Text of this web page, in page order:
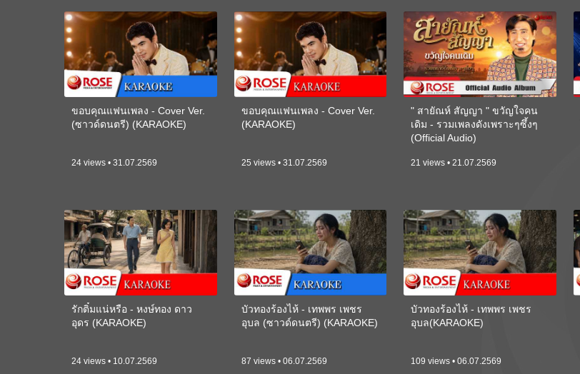
ขอบคุณแฟนเพลง - Cover Ver.
(ซาวด์ดนตรี) (KARAOKE)
24 views • 31.07.2569
ขอบคุณแฟนเพลง - Cover Ver.
(KARAOKE)
25 views • 31.07.2569
" สายัณห์ สัญญา " ขวัญใจคน
เดิม - รวมเพลงดังเพราะๆซึ้งๆ
(Official Audio)
21 views • 21.07.2569
รักติ๋มแน่หรือ - หงษ์ทอง ดาว
อุดร (KARAOKE)
24 views • 10.07.2569
บัวทองร้องไห้ - เทพพร เพชร
อุบล (ซาวด์ดนตรี) (KARAOKE)
87 views • 06.07.2569
บัวทองร้องไห้ - เทพพร เพชร
อุบล(KARAOKE)
109 views • 06.07.2569